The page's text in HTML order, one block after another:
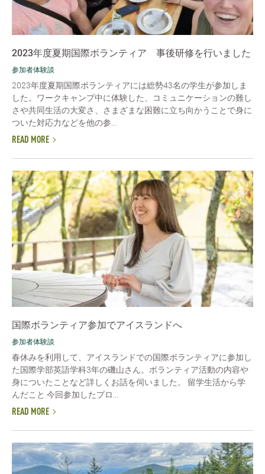
2023年度夏期国際ボランティア 事後研修を行いました
参加者体験談
2023年度夏期国際ボランティアには総勢43名の学生が参加しま
した。ワークキャンプ中に体験した、コミュニケーションの難し
さや共同生活の大変さ、さまざまな困難に立ち向かうことで身に
ついた対応力などを他の参...
READ MORE
国際ボランティア参加でアイスランドへ
参加者体験談
春休みを利用して、アイスランドでの国際ボランティアに参加し
た国際学部英語学科3年の磯山さん。ボランティア活動の内容や
身についたことなど詳しくお話を伺いました。 留学生活から学
んだこと 今回参加したプロ...
READ MORE